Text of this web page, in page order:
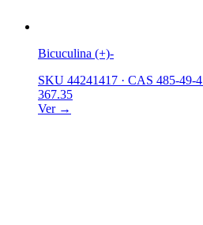
Bicuculina (+)-
SKU 44241417 · CAS 485-49-4
367.35
Ver →